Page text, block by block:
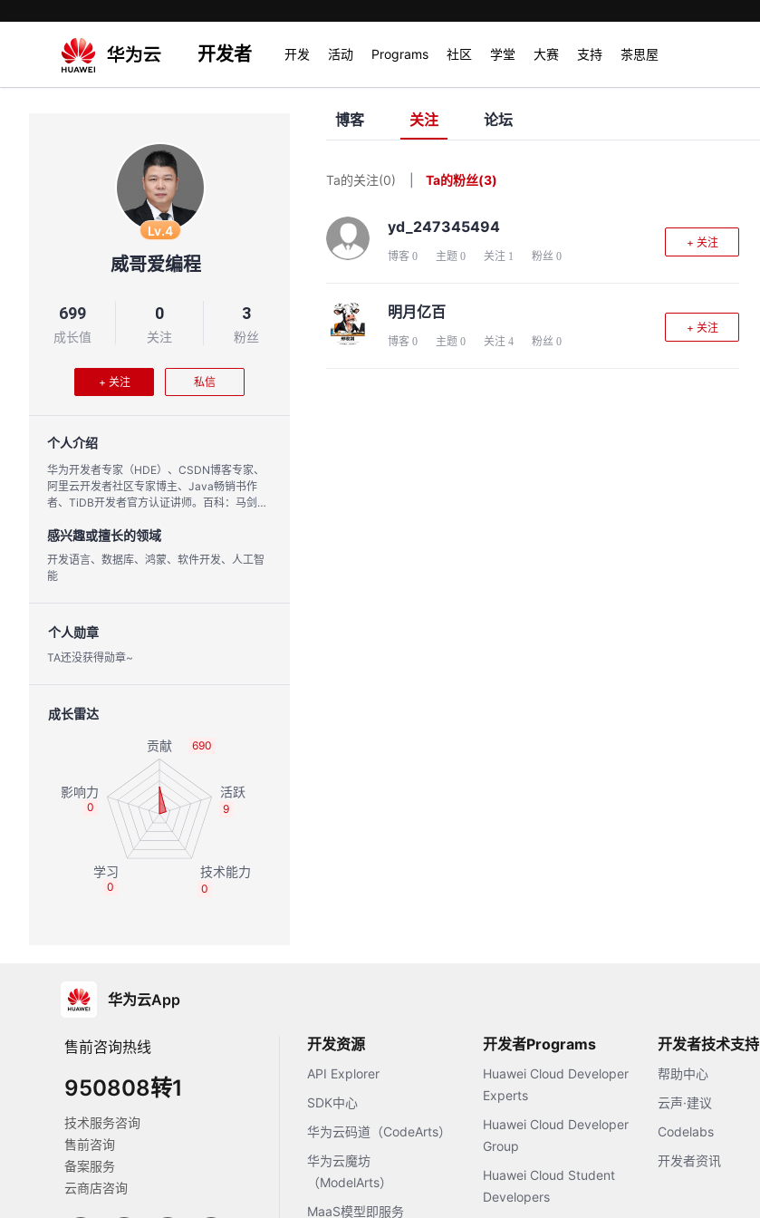
开发者 开发 活动 Programs 社区 学堂 大赛 支持 茶思屋
Lv.4
威哥爱编程
699
成长值
0
关注
3
粉丝
+ 关注 私信
个人介绍
华为开发者专家（HDE）、CSDN博客专家、
阿里云开发者社区专家博主、Java畅销书作
者、TiDB开发者官方认证讲师。百科：马剑威
感兴趣或擅长的领域
开发语言、数据库、鸿蒙、软件开发、人工智
能
个人勋章
TA还没获得勋章~
成长雷达
690
9
0
0
0
博客 关注 论坛
Ta的关注(0) Ta的粉丝(3)
yd_247345494
博客 0 主题 0 关注 1 粉丝 0
+ 关注
明月亿百
博客 0 主题 0 关注 4 粉丝 0
+ 关注
华为云App
售前咨询热线
950808转1
技术服务咨询
售前咨询
备案服务
云商店咨询
开发资源
API Explorer
SDK中心
华为云码道（CodeArts）
华为云魔坊
（ModelArts）
MaaS模型即服务
开发者Programs
Huawei Cloud Developer
Experts
Huawei Cloud Developer
Group
Huawei Cloud Student
Developers
开发者技术支持
帮助中心
云声·建议
Codelabs
开发者资讯